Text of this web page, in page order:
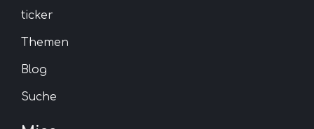
ticker
Themen
Blog
Suche